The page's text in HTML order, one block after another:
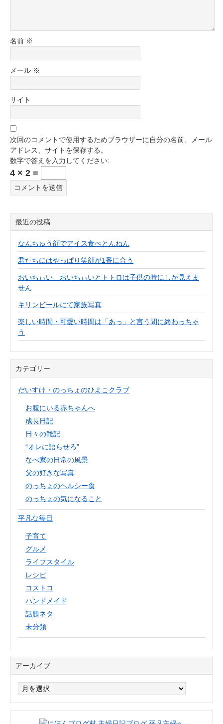
名前 ※
メール ※
サイト
次回のコメントで使用するためブラウザーに自分の名前、メール
アドレス、サイトを保存する。
数字で答えを入力してください:
4 × 2 =
最近の投稿
なんちゅう顔でアイス食べとんねん
君たちにはやっぱり笑顔が1番に合う
おいちぃい おいちぃいとトトロは子供の時にしか見えま
せん
キリンビールにて家族写真
楽しい時間・可愛い時間は「あっ」と言う間に終わっちゃ
う
カテゴリー
だいすけ・のっちょのひよこクラブ
お腹にいる赤ちゃんへ
成長日記
日々の雑記
“オレに語らせろ”
なべ家の日常の風景
父の好きな写真
のっちょのヘルシー食
のっちょの気になること
平凡な毎日
子育て
グルメ
ライフスタイル
レシピ
コストコ
ハンドメイド
話題ネタ
未分類
アーカイブ
イ